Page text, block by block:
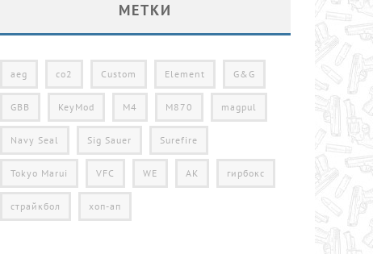
МЕТКИ
aeg co2 Custom Element G&G
GBB KeyMod M4 M870 magpul
Navy Seal Sig Sauer Surefire
Tokyo Marui VFC WE АК гирбокс
страйкбол хоп-ап